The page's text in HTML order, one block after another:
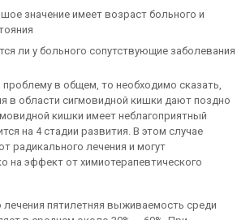
значение имеет возраст больного и
ли у больного сопутствующие заболевания
в общем, то необходимо сказать,
в области сигмовидной кишки дают поздно
кишки имеет неблагоприятный
на 4 стадии развития. В этом случае
радикального лечения и могут
на эффект от химиотерапевтического
лечения пятилетняя выживаемость среди